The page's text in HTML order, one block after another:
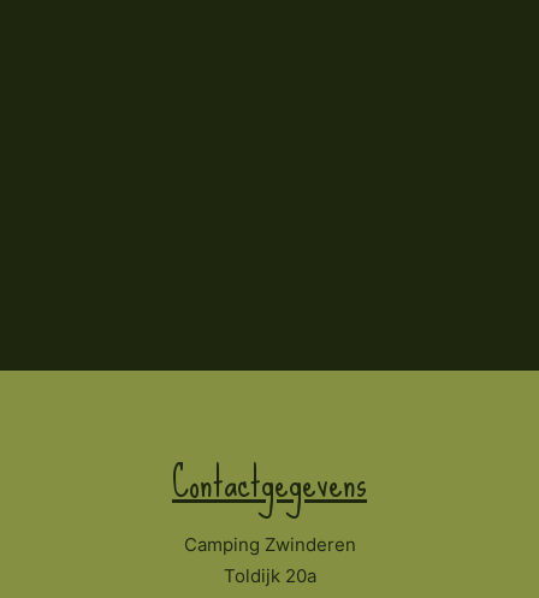
Contactgegevens
Camping Zwinderen
Toldijk 20a